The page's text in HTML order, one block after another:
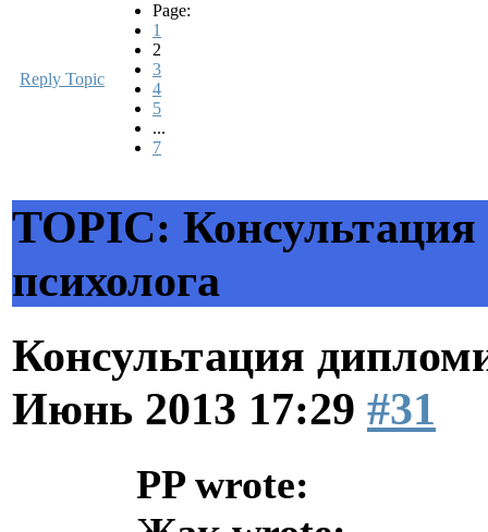
Reply Topic
Page:
1
2
3
4
5
...
7
TOPIC:
психолога
Консультация
Июнь 2013 17:29 #31
PP wrote: